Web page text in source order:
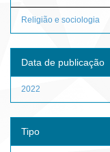
Religião e sociologia
Data de publicação
2022
Tipo